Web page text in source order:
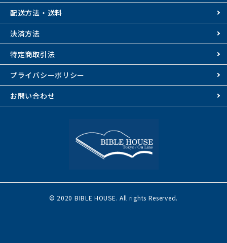
配送方法・送料
決済方法
特定商取引法
プライバシーポリシー
お問い合わせ
© 2020 BIBLE HOUSE. All rights Reserved.